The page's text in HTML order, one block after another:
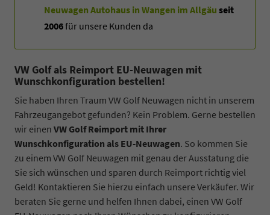
Neuwagen Autohaus in Wangen im Allgäu seit
2006für unsere Kunden da
VW Golf als Reimport EU-Neuwagen mit
Wunschkonfiguration bestellen!
Sie haben Ihren Traum VW Golf Neuwagen nicht in unserem
Fahrzeugangebot gefunden? Kein Problem. Gerne bestellen
wir einen VW Golf Reimport mit Ihrer
Wunschkonfiguration als EU-Neuwagen. So kommen Sie
zu einem VW Golf Neuwagen mit genau der Ausstatung die
Sie sich wünschen und sparen durch Reimport richtig viel
Geld! Kontaktieren Sie hierzu einfach unsere Verkäufer. Wir
beraten Sie gerne und helfen Ihnen dabei, einen VW Golf